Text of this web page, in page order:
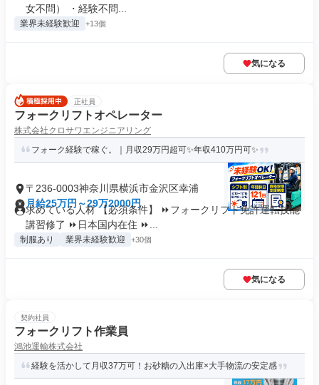
女不問） ・経験不問...
業界未経験歓迎 +13個
気になる
正社員
フォークリフトオペレーター
株式会社クロサワエンジニアリング
フォーク経験で稼ぐ。｜月収29万円超可✨年収410万円可✨
〒236-0003神奈川県横浜市金沢区幸浦
月給25万円～29万2000円
求めている人材 【必須条件】 ⏩フォークリフト免許運転技能
講習修了 ⏩日本国内在住 ⏩...
制服あり 業界未経験歓迎 +30個
気になる
契約社員
フォークリフト作業員
鴻池運輸株式会社
経験を活かして月収37万可！お砂糖の入出庫×大手物流の安定感